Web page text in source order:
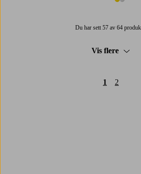
2 farger
Du har sett 57 av 64
Vis flere
1 2